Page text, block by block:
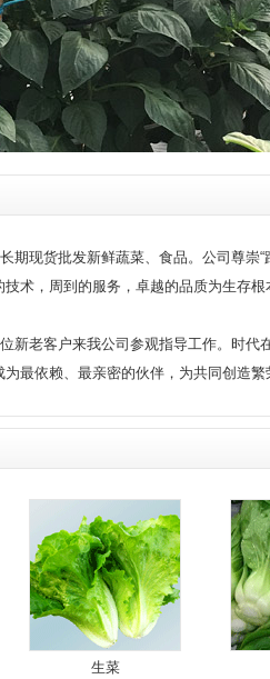
期现货批发新鲜蔬菜、食品。公司尊崇
术，周到的服务，卓越的品质为生存
新老客户来我公司参观指导工作。时
最依赖、最亲密的伙伴，为共同创造
生菜